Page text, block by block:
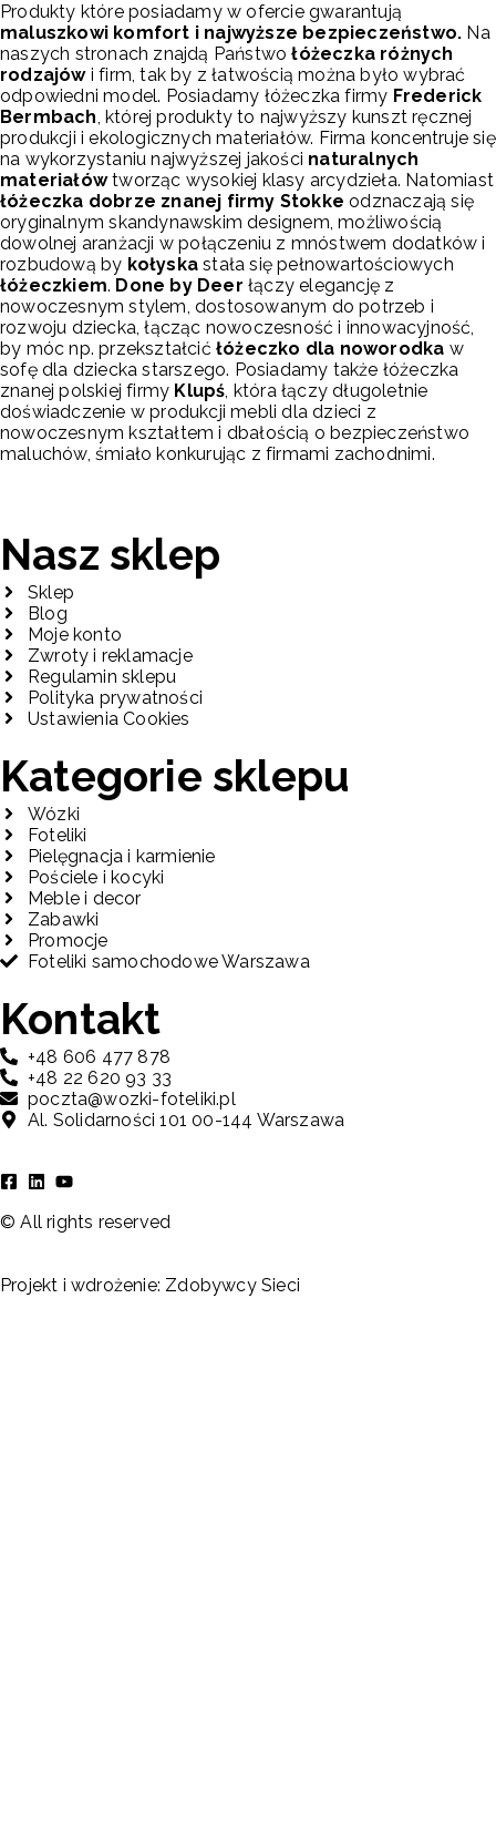
Produkty które posiadamy w ofercie gwarantują
maluszkowi komfort i najwyższe bezpieczeństwo. Na
naszych stronach znajdą Państwołóżeczka różnych
rodzajówi firm, tak by z łatwością można było wybrać
odpowiedni model. Posiadamy łóżeczka firmy Frederick
Bermbach, której produkty to najwyższy kunszt ręcznej
produkcji i ekologicznych materiałów. Firma koncentruje się
na wykorzystaniu najwyższej jakości naturalnych
materiałówtworząc wysokiej klasy arcydzieła. Natomiast
łóżeczka dobrze znanej firmy Stokke odznaczają się
oryginalnym skandynawskim designem, możliwością
dowolnej aranżacji w połączeniu z mnóstwem dodatków i
rozbudową by kołyska stała się pełnowartościowych
łóżeczkiem. Done by Deer łączy elegancję z
nowoczesnym stylem, dostosowanym do potrzeb i
rozwoju dziecka, łącząc nowoczesność i innowacyjność,
by móc np. przekształcić łóżeczko dla noworodka w
sofę dla dziecka starszego. Posiadamy także łóżeczka
znanej polskiej firmy Klupś, która łączy długoletnie
doświadczenie w produkcji mebli dla dzieci z
nowoczesnym kształtem i dbałością o bezpieczeństwo
maluchów, śmiało konkurując z firmami zachodnimi.
Nasz sklep
Sklep
Blog
Moje konto
Zwroty i reklamacje
Regulamin sklepu
Polityka prywatności
Ustawienia Cookies
Kategorie sklepu
Wózki
Foteliki
Pielęgnacja i karmienie
Pościele i kocyki
Meble i decor
Zabawki
Promocje
Foteliki samochodowe Warszawa
Kontakt
+48 606 477 878
+48 22 620 93 33
poczta@wozki-foteliki.pl
Al. Solidarności 101 00-144 Warszawa
© All rights reserved
Projekt i wdrożenie: Zdobywcy Sieci